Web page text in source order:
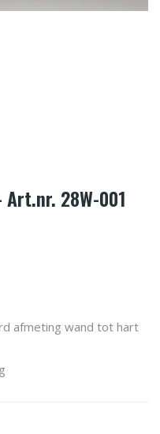
Art.nr. 28W-001
afmeting wand tot hart